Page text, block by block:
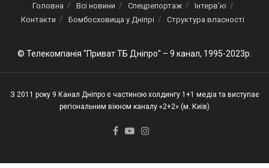
Головна Всі новини Спецрепортаж
Інтерв’ю
Контакти
Бомбосховища у Дніпрі Структура власності
© Телекомпанія "Приват ТБ Дніпро" – 9 канал, 1995-2023р.
З 2011 року 9 Канал Дніпро є частиною холдингу 1+1 медіа та виступає
регіональним вікном каналу «2+2» (м. Київ)